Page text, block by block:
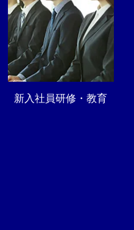
新入社員研修・教育